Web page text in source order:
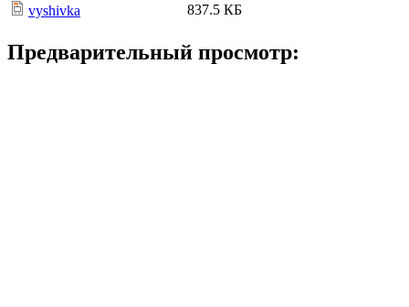
vyshivka
837.5 КБ
Предварительный просмотр: